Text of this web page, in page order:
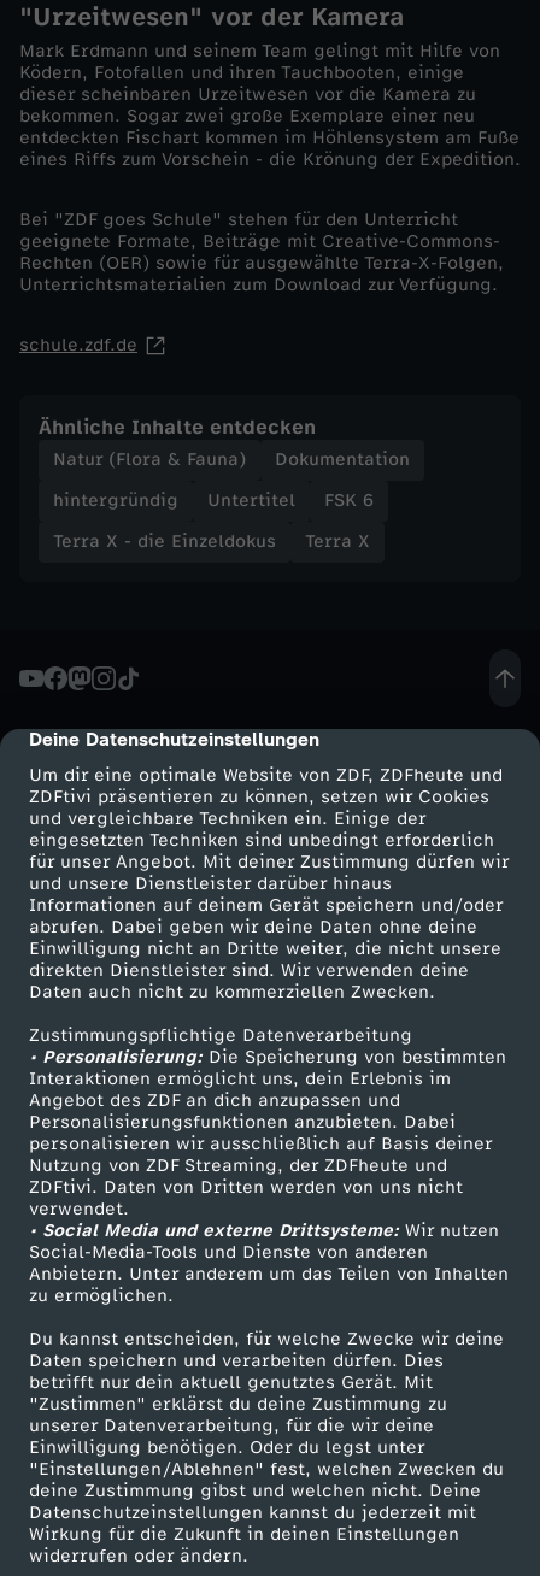
cmp-dialog-description
Deine Datenschutzeinstellungen
Um dir eine optimale Website von ZDF, ZDFheute und
ZDFtivi präsentieren zu können, setzen wir Cookies
und vergleichbare Techniken ein. Einige der
eingesetzten Techniken sind unbedingt erforderlich
für unser Angebot. Mit deiner Zustimmung dürfen wir
und unsere Dienstleister darüber hinaus
Informationen auf deinem Gerät speichern und/oder
abrufen. Dabei geben wir deine Daten ohne deine
Einwilligung nicht an Dritte weiter, die nicht unsere
direkten Dienstleister sind. Wir verwenden deine
Daten auch nicht zu kommerziellen Zwecken.
Zustimmungspflichtige Datenverarbeitung
• Personalisierung:Die Speicherung von bestimmten
Interaktionen ermöglicht uns, dein Erlebnis im
Angebot des ZDF an dich anzupassen und
Personalisierungsfunktionen anzubieten. Dabei
personalisieren wir ausschließlich auf Basis deiner
Nutzung von ZDF Streaming, der ZDFheute und
ZDFtivi. Daten von Dritten werden von uns nicht
verwendet.
• Social Media und externe Drittsysteme:Wir nutzen
Social-Media-Tools und Dienste von anderen
Anbietern. Unter anderem um das Teilen von Inhalten
zu ermöglichen.
Du kannst entscheiden, für welche Zwecke wir deine
Daten speichern und verarbeiten dürfen. Dies
betrifft nur dein aktuell genutztes Gerät. Mit
"Zustimmen" erklärst du deine Zustimmung zu
unserer Datenverarbeitung, für die wir deine
Einwilligung benötigen. Oder du legst unter
"Einstellungen/Ablehnen" fest, welchen Zwecken du
deine Zustimmung gibst und welchen nicht. Deine
Datenschutzeinstellungen kannst du jederzeit mit
Wirkung für die Zukunft in deinen Einstellungen
widerrufen oder ändern.
m
n
i
s
s
e
e
r
e
f
s
e
e
"Urzeitwesen" vor der Kamera
Mark Erdmann und seinem Team gelingt mit Hilfe von
Ködern, Fotofallen und ihren Tauchbooten, einige
dieser scheinbaren Urzeitwesen vor die Kamera zu
bekommen. Sogar zwei große Exemplare einer neu
entdeckten Fischart kommen im Höhlensystem am Fuße
eines Riffs zum Vorschein - die Krönung der Expedition.
Bei "ZDF goes Schule" stehen für den Unterricht
geeignete Formate, Beiträge mit Creative-Commons-
Rechten (OER) sowie für ausgewählte Terra-X-Folgen,
Unterrichtsmaterialien zum Download zur Verfügung.
schule.zdf.de
Ähnliche Inhalte entdecken
Natur (Flora & Fauna)
Dokumentation
hintergründig
Untertitel
FSK 6
Terra X - die Einzeldokus
Terra X
Mehr ZDF
ZDF-Apps
Smart TV
ZDFtext
Livestreams
Sendungen A-Z
TV-Programm
Service
ZDFmitreden
Kontakt zum ZDF
Tickets
Zuschauerservice
Hilfe
ZDF Unternehmen
Karriere
ZDF goes Schule
Werbefernsehen
Mainzelmännchen